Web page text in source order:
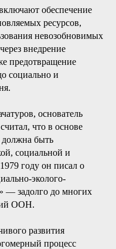
обеспечение
ресурсов,
невозобновимых
внедрение
предотвращение
социально и
основатель
что в основе
должна быть
социальной и
году он писал о
эколого-
— задолго до многих
ООН.
развития
процесс